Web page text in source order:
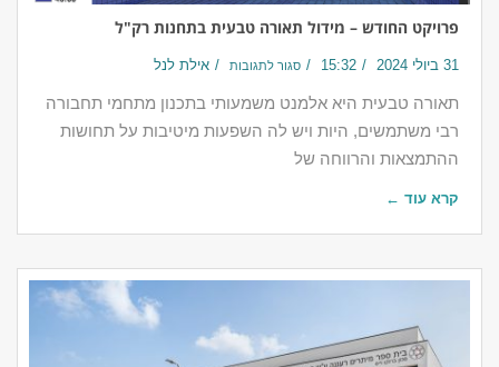
פרויקט החודש – מידול תאורה טבעית בתחנות רק"ל
31 ביולי 2024 15:32 סגור לתגובות אילת לנל
תאורה טבעית היא אלמנט משמעותי בתכנון מתחמי תחבורה
רבי משתמשים, היות ויש לה השפעות מיטיבות על תחושות
ההתמצאות והרווחה של
קרא עוד ←